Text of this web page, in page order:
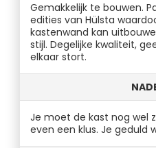
Gemakkelijk te bouwen.
edities van Hülsta
kastenwand kan
stijl. Degelijke kwaliteit,
elkaar stort.
Je moet de kast nog wel
even een klus. Je geduld